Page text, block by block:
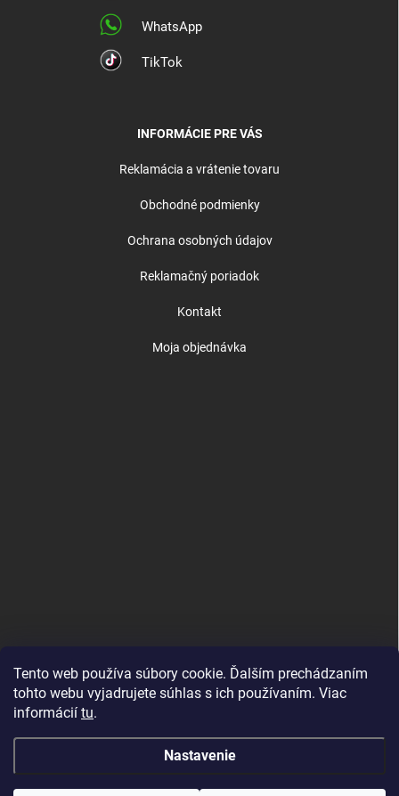
Tento web používa súbory cookie. Ďalším prechádzaním
tohto webu vyjadrujete súhlas s ich používaním. Viac
informácií tu.
Nastavenie
WhatsApp
TikTok
INFORMÁCIE PRE VÁS
Reklamácia a vrátenie tovaru
Obchodné podmienky
Ochrana osobných údajov
Reklamačný poriadok
Kontakt
Moja objednávka
Good E-shops have logic. SALELOGICS